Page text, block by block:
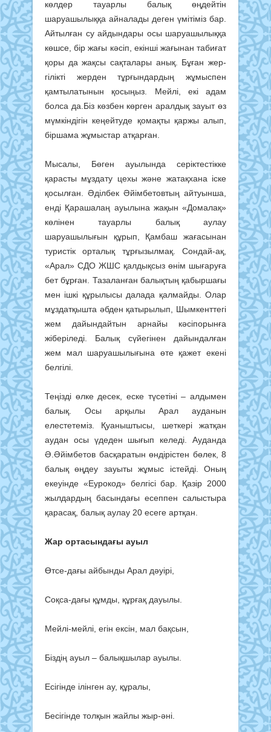
көлдер тауарлы балық өңдейтін
шаруашылыққа айналады деген үмі­тіміз бар.
Айтылған су айдындары осы шаруашылыққа
көшсе, бір жағы кәсіп, екінші жағынан табиғат
қоры да жақсы сақталары анық. Бұған жер­­
гілікті жерден тұрғындардың жұ­мыспен
қамтылатынын қосыңыз. Мей­­лі, екі адам
болса да.Біз көзбен көрген аралдық зауыт өз
мүмкіндігін кеңейтуде қомақ­ты қаржы алып,
біршама жұмыс­тар ат­қарған.
Мысалы, Бөген ауылын­да се­­ріктестікке
қарасты мұздату це­хы және жатақхана іске
қосылған. Әділ­бек Әйімбетовтың айтуынша,
енді Қарашалаң ауылына жақын «До­­ма­лақ»
көлінен тауарлы балық аулау
шаруашылығын құрып, Қам­баш жағасынан
туристік орталық тұр­­ғызылмақ. Сондай-ақ,
«Арал» СДО ЖШС қалдықсыз өнім шыға­ру­ға
бет бұрған. Тазаланған балық­тың қа­быршағы
мен ішкі құры­лысы далада қалмайды. Олар
мұздатқышта әбден қатырылып, Шым­кент­тегі
жем да­йындайтын арнайы кә­сіп­орын­­ға
жіберіледі. Балық сү­йе­гінен дайындалған
жем мал шаруа­шылы­ғына өте қажет екені
белгілі.
Теңізді өлке десек, еске түсетіні – алдымен
балық. Осы арқылы Арал ауданын
елестетеміз. Қуаныштысы, шеткері жатқан
аудан осы үдеден шығып келеді. Ауданда
Ә.Әйімбетов басқаратын өндірістен бөлек, 8
балық өңдеу зауыты жұмыс істейді. Оның
екеуінде «Еурокод» белгісі бар. Қазір 2000
жылдардың басындағы есеппен салыстыра
қара­сақ, балық аулау 20 есеге артқан.
Жар ортасындағы ауыл
Өтсе-дағы айбынды Арал дәуірі,
Соқса-дағы құмды, құрғақ дауылы.
Мейлі-мейлі, егін ексін, мал бақсын,
Біздің ауыл – балықшылар ауылы.
Есігінде ілінген ау, құралы,
Бесігінде толқын жайлы жыр-әні.